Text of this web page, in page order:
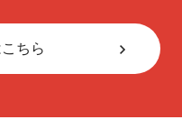
ちら